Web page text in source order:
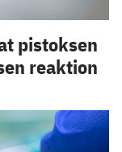
pistoksen
reaktion